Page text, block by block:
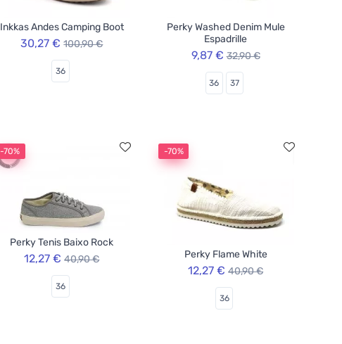
Inkkas Andes Camping Boot
30,27 € 100,90 €
36
Perky Washed Denim Mule
Espadrille
9,87 € 32,90 €
36 37
-70%
Perky Tenis Baixo Rock
12,27 € 40,90 €
36
-70%
Perky Flame White
12,27 € 40,90 €
36